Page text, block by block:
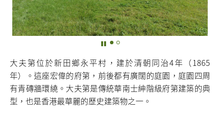
大夫第位於新田鄉永平村，建於清朝同治4年（1865
年）。這座宏偉的府第，前後都有廣闊的庭園，庭園四周
有青磚牆環繞。大夫第是傳統華南士紳階級府第建築的典
型，也是香港最華麗的歷史建築物之一。